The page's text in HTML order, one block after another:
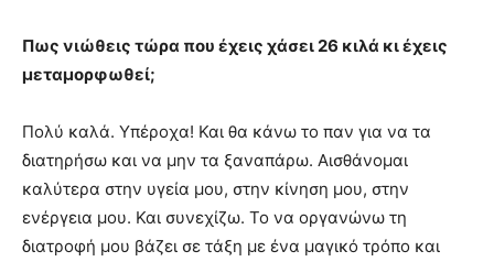
Πως νιώθεις τώρα που έχεις χάσει 26 κιλά κι έχεις
μεταμορφωθεί;
Πολύ καλά. Υπέροχα! Και θα κάνω το παν για να τα
διατηρήσω και να μην τα ξαναπάρω. Αισθάνομαι
καλύτερα στην υγεία μου, στην κίνηση μου, στην
ενέργεια μου. Και συνεχίζω. Το να οργανώνω τη
διατροφή μου βάζει σε τάξη με ένα μαγικό τρόπο και